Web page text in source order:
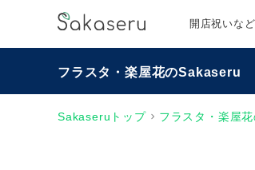
開店祝いな
フラスタ・楽屋花のSakaseru
Sakaseruトップ フラスタ・楽屋